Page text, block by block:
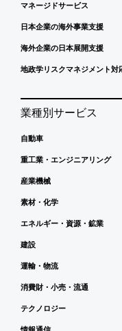
マネージドサービス
日本企業の海外事業支援
海外企業の日本展開支援
地政学リスクマネジメント対
業種別サービス
自動車
重工業・エンジニアリング
産業機械
素材・化学
エネルギー・資源・鉱業
建設
運輸・物流
消費財・小売・流通
テクノロジー